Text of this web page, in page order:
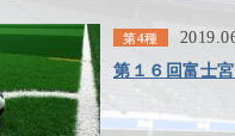
第4種
第１６回富士